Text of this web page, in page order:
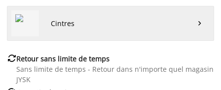
Cintres 
Retour sans limite de temps
Sans limite de temps - Retour dans n'importe quel magasin
JYSK